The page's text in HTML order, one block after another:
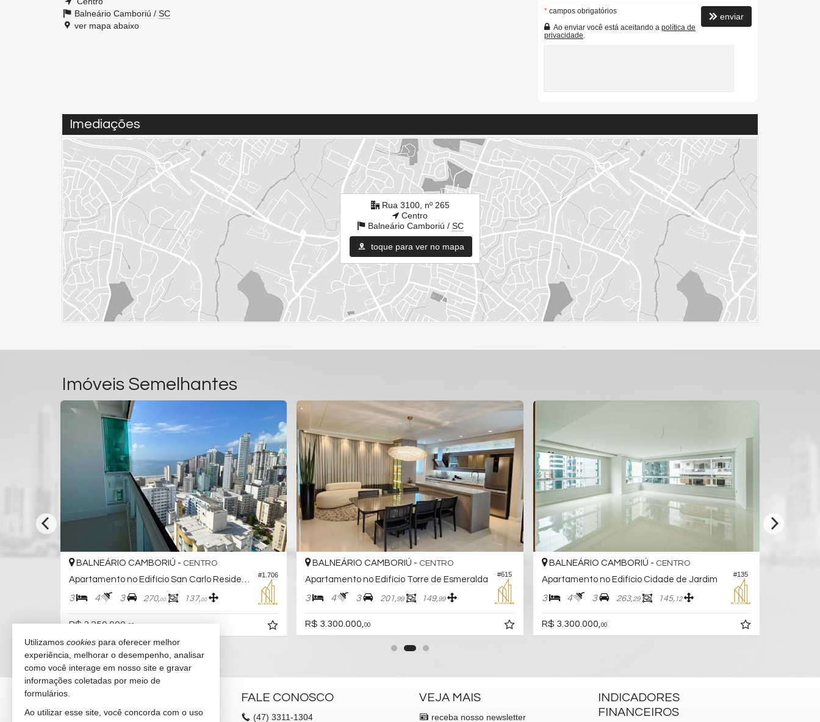
Balneário Camboriú / SC
ver mapa abaixo
* campos obrigatórios
Ao enviar você está aceitando a política de
privacidade
enviar
Imediações
Rua 3100, nº 265
Centro
Balneário Camboriú / SC
toque para ver no mapa
Imóveis Semelhantes
#1.706
BALNEÁRIO CAMBORIÚ - CENTRO
3 4 3 270,00 137,00
R$ 3.250.000, 00
#615
BALNEÁRIO CAMBORIÚ - CENTRO
Apartamento no Edifício Torre de Esmeralda
3 4 3 201,99 149,99
R$ 3.300.000,00
#135
BALNEÁRIO CAMBORIÚ - CENTRO
Apartamento no Edifício Cidade de Jardim
3 4 3 263,29 145,12
R$ 3.300.000, 00
FLY IMÓVEIS
Av. Atlântica, nº 640 - sala 03
FALE CONOSCO
(47) 3311-1304
VEJA MAIS
receba nosso newsletter
INDICADORES
FINANCEIROS
Utilizamos cookies para oferecer melhor
experiência, melhorar o desempenho, analisar
como você interage em nosso site e gravar
informações coletadas por meio de
formulários.
Ao utilizar esse site, você concorda com o uso